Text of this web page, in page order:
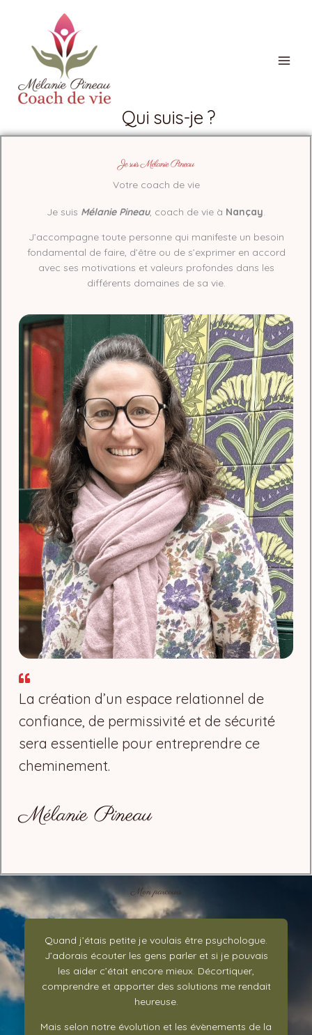
Qui suis-je ?
Je suis Mélanie Pineau
Votre coach de vie
Je suis Mélanie Pineau, coach de vie à Nançay.
J’accompagne toute personne qui manifeste un besoin
fondamental de faire, d’être ou de s’exprimer en accord
avec ses motivations et valeurs profondes dans les
différents domaines de sa vie.
La création d’un espace relationnel de
confiance, de permissivité et de sécurité
sera essentielle pour entreprendre ce
cheminement.
Mélanie Pineau
Mon parcours
Quand j’étais petite je voulais être psychologue.
J’adorais écouter les gens parler et si je pouvais
les aider c’était encore mieux. Décortiquer,
comprendre et apporter des solutions me rendait
heureuse.
Mais selon notre évolution et les évènements de la